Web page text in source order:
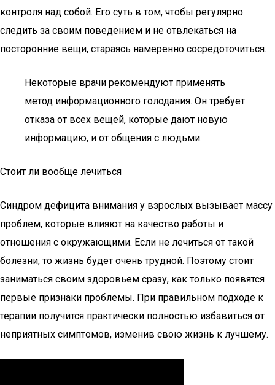
контроля над собой. Его суть в том, чтобы регулярно
следить за своим поведением и не отвлекаться на
посторонние вещи, стараясь намеренно сосредоточиться.
Некоторые врачи рекомендуют применять
метод информационного голодания. Он требует
отказа от всех вещей, которые дают новую
информацию, и от общения с людьми.
Стоит ли вообще лечиться
Синдром дефицита внимания у взрослых вызывает массу
проблем, которые влияют на качество работы и
отношения с окружающими. Если не лечиться от такой
болезни, то жизнь будет очень трудной. Поэтому стоит
заниматься своим здоровьем сразу, как только появятся
первые признаки проблемы. При правильном подходе к
терапии получится практически полностью избавиться от
неприятных симптомов, изменив свою жизнь к лучшему.